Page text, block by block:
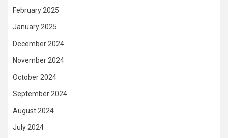
February 2025
January 2025
December 2024
November 2024
October 2024
September 2024
August 2024
July 2024